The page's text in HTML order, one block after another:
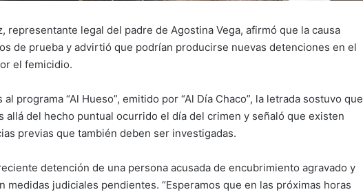
representante legal del padre de Agostina Vega, afirmó que la causa
de prueba y advirtió que podrían producirse nuevas detenciones en el
el femicidio.
programa “Al Hueso”, emitido por “Al Día Chaco”, la letrada sostuvo que
allá del hecho puntual ocurrido el día del crimen y señaló que existen
previas que también deben ser investigadas.
detención de una persona acusada de encubrimiento agravado y
medidas judiciales pendientes. “Esperamos que en las próximas horas